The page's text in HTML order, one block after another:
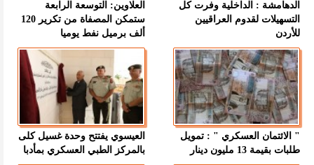
الدهامشة : الداخلية وفرت كل
التسهيلات لقدوم العراقيين
للأردن
العلاوين: التوسعة الرابعة
ستمكن المصفاة من تكرير 120
ألف برميل نفط يوميا
" الائتمان العسكري " : تمويل
طلبات بقيمة 13 مليون دينار
العيسوي يفتتح وحدة غسيل كلى
بالمركز الطبي العسكري بمأدبا